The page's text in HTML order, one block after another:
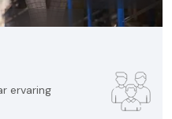
ervaring